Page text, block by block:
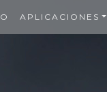
APLICACIONES